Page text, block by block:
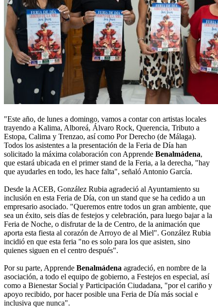
"Este año, de lunes a domingo, vamos a contar con artistas locales
trayendo a Kalima, Alboreá, Álvaro Rock, Querencia, Tributo a
Estopa, Calima y Trenzao, así como Por Derecho (de Málaga).
Todos los asistentes a la presentación de la Feria de Día han
solicitado la máxima colaboración con Apprende Benalmádena,
que estará ubicada en el primer stand de la Feria, a la derecha, "hay
que ayudarles en todo, les hace falta", señaló Antonio García.
Desde la ACEB, González Rubia agradeció al Ayuntamiento su
inclusión en esta Feria de Día, con un stand que se ha cedido a un
empresario asociado. "Queremos entre todos un gran ambiente, que
sea un éxito, seis días de festejos y celebración, para luego bajar a la
Feria de Noche, o disfrutar de la de Centro, de la animación que
aporta esta fiesta al corazón de Arroyo de al Miel". González Rubia
incidió en que esta feria "no es solo para los que asisten, sino
quienes siguen en el centro después".
Por su parte, Apprende Benalmádena agradeció, en nombre de la
asociación, a todo el equipo de gobierno, a Festejos en especial, así
como a Bienestar Social y Participación Ciudadana, "por el cariño y
apoyo recibido, por hacer posible una Feria de Día más social e
inclusiva que nunca".